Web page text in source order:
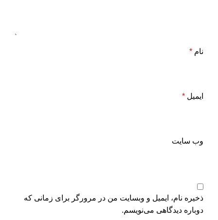
نام *
ایمیل *
وب‌ سایت
ذخیره نام، ایمیل و وبسایت من در مرورگر برای زمانی که
دوباره دیدگاهی می‌نویسم.